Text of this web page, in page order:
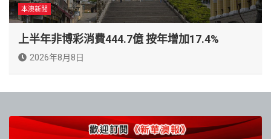
本澳新聞
上半年非博彩消費444.7億 按年增加17.4%
2026年8月8日